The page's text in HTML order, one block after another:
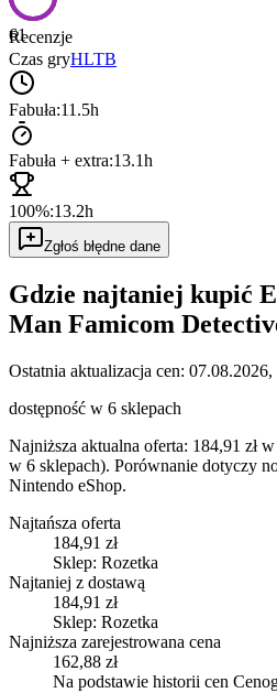
61
Recenzje
Czas gryHLTB
Fabuła:11.5h
Fabuła + extra:13.1h
100%:13.2h
Zgłoś błędne dane
Gdzie najtaniej kupić
Man Famicom
Ostatnia aktualizacja cen: 07.08.2026,
dostępność w 6 sklepach
Najniższa aktualna oferta: 184,91 zł
w 6 sklepach). Porównanie dotyczy
Nintendo eShop.
Najtańsza oferta
184,91 zł
Sklep: Rozetka
Najtaniej z dostawą
184,91 zł
Sklep: Rozetka
Najniższa zarejestrowana cena
162,88 zł
Na podstawie historii cen